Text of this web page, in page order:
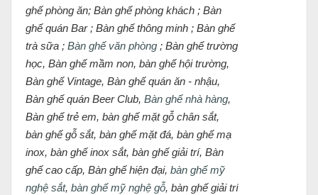
ghế phòng ăn; Bàn ghế phòng khách ; Bàn
ghế quán Bar ; Bàn ghế thông minh ; Bàn ghế
trà sữa ; Bàn ghế văn phòng ; Bàn ghế trường
học, Bàn ghế mầm non, bàn ghế hội trường,
Bàn ghế Vintage, Bàn ghế quán ăn - nhậu,
Bàn ghế quán Beer Club, Bàn ghế nhà hàng,
Bàn ghế trẻ em, bàn ghế mặt gỗ chân sắt,
bàn ghế gỗ sắt, bàn ghế mặt đá, bàn ghế mạ
inox, bàn ghế inox sắt, bàn ghế giải trí, Bàn
ghế cao cấp, Bàn ghế hiện đại, bàn ghế mỹ
nghệ sắt, bàn ghế mỹ nghệ gỗ, bàn ghế giải trí